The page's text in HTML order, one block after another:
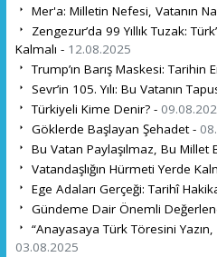
Mer'a: Milletin Nefesi, Vatanın
Zengezur’da 99 Yıllık Tuzak:
Kalmalı - 12.08.2025
Trump’ın Barış Maskesi: Tarihin
Sevr’in 105. Yılı: Bu Vatanın
Türkiyeli Kime Denir? -
Göklerde Başlayan Şehadet -
Bu Vatan Paylaşılmaz, Bu Millet
Vatandaşlığın Hürmeti Yerde
Ege Adaları Gerçeği: Tarihî
Gündeme Dair Önemli
“Anayasaya Türk Töresini
03.08.2025